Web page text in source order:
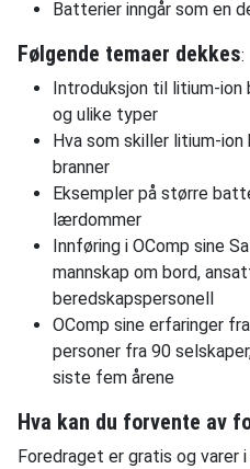
Batterier inngår som en
Følgende temaer dekkes:
Introduksjon til litium-
og ulike typer
Hva som skiller litium-
branner
Eksempler på større
lærdommer
Innføring i OComp sine
mannskap om bord,
beredskapspersonell
OComp sine erfaringer
personer fra 90
siste fem årene
Hva kan du forvente av
Foredraget er gratis og varer